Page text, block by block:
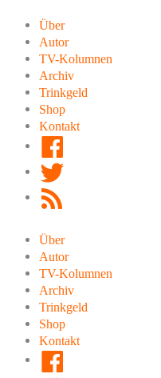
Inhalt
springen
Über
Autor
TV-Kolumnen
Archiv
Trinkgeld
Shop
Kontakt
Über
Autor
TV-Kolumnen
Archiv
Trinkgeld
Shop
Kontakt